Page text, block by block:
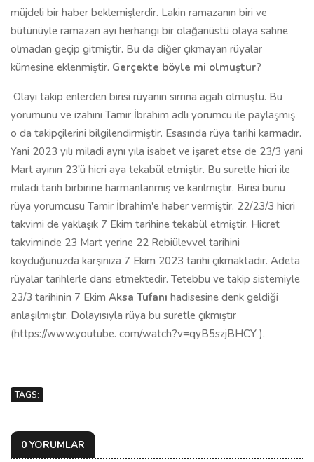
müjdeli bir haber beklemişlerdir. Lakin ramazanın biri ve
bütünüyle ramazan ayı herhangi bir olağanüstü olaya sahne
olmadan geçip gitmiştir. Bu da diğer çıkmayan rüyalar
kümesine eklenmiştir. Gerçekte böyle mi olmuştur?
Olayı takip enlerden birisi rüyanın sırrına agah olmuştu. Bu
yorumunu ve izahını Tamir İbrahim adlı yorumcu ile paylaşmış
o da takipçilerini bilgilendirmiştir. Esasında rüya tarihi karmadır.
Yani 2023 yılı miladi aynı yıla isabet ve işaret etse de 23/3 yani
Mart ayının 23'ü hicri aya tekabül etmiştir. Bu suretle hicri ile
miladi tarih birbirine harmanlanmış ve karılmıştır. Birisi bunu
rüya yorumcusu Tamir İbrahim'e haber vermiştir. 22/23/3 hicri
takvimi de yaklaşık 7 Ekim tarihine tekabül etmiştir. Hicret
takviminde 23 Mart yerine 22 Rebiülevvel tarihini
koyduğunuzda karşınıza 7 Ekim 2023 tarihi çıkmaktadır. Adeta
rüyalar tarihlerle dans etmektedir. Tetebbu ve takip sistemiyle
23/3 tarihinin 7 Ekim Aksa Tufanı hadisesine denk geldiği
anlaşılmıştır. Dolayısıyla rüya bu suretle çıkmıştır
(https://www.youtube. com/watch?v=qyB5szjBHCY ).
TAGS:
0 YORUMLAR